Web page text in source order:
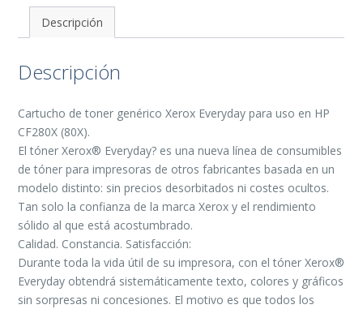
cantidad
Descripción
Descripción
Cartucho de toner genérico Xerox Everyday para uso en HP
CF280X (80X).
El tóner Xerox® Everyday? es una nueva línea de consumibles
de tóner para impresoras de otros fabricantes basada en un
modelo distinto: sin precios desorbitados ni costes ocultos.
Tan solo la confianza de la marca Xerox y el rendimiento
sólido al que está acostumbrado.
Calidad. Constancia. Satisfacción:
Durante toda la vida útil de su impresora, con el tóner Xerox®
Everyday obtendrá sistemáticamente texto, colores y gráficos
sin sorpresas ni concesiones. El motivo es que todos los